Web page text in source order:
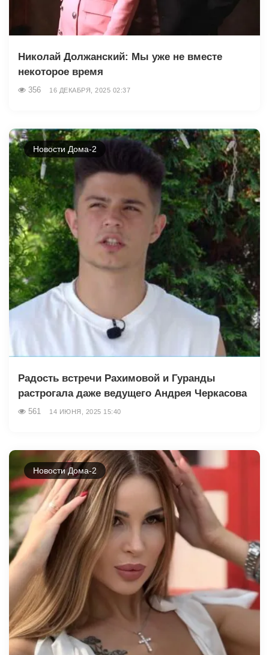
Николай Должанский: Мы уже не вместе
некоторое время
356 16 ДЕКАБРЯ, 2025 02:37
Новости Дома-2
Радость встречи Рахимовой и Гуранды
растрогала даже ведущего Андрея Черкасова
561 14 ИЮНЯ, 2025 15:40
Новости Дома-2